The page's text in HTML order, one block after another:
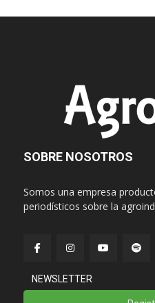
SOBRE NOSOTROS
Somos una empresa
periodísticos sobre la
NEWSLETTER